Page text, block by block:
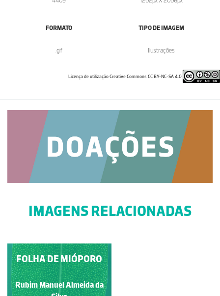
FORMATO
.gif
TIPO DE IMAGEM
Ilustrações
Licença de utilização Creative Commons CC BY-NC-SA 4.0
IMAGENS RELACIONADAS
INFLORESCÊNCIA DE
MONOCOTILEDÓNEA
Rubim Manuel Almeida da
FOLHA DE MIÓPORO
Rubim Manuel Almeida da